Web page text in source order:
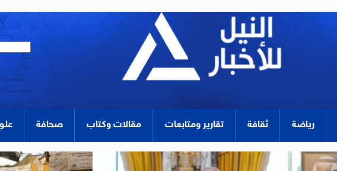
رياضة ثقافة تقارير ومتابعات مقالات وكتاب صحافة